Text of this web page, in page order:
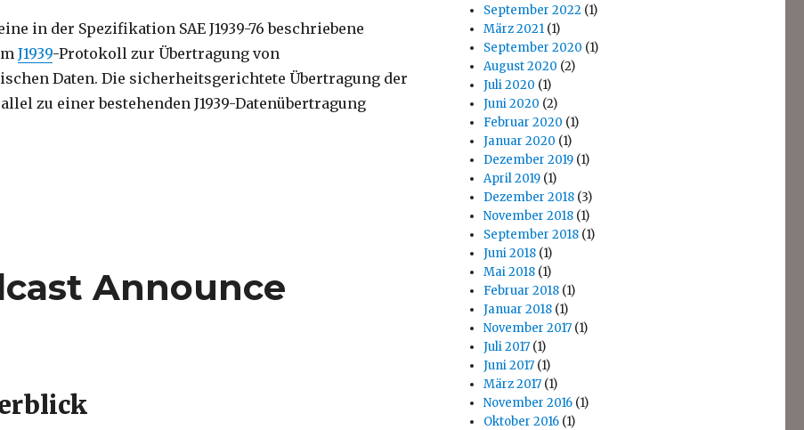
in der Spezifikation SAE J1939-76 beschriebene
J1939-Protokoll zur Übertragung von
Daten. Die sicherheitsgerichtete Übertragung der
zu einer bestehenden J1939-Datenübertragung
Announce
September 2022 (1)
März 2021 (1)
September 2020 (1)
August 2020 (2)
Juli 2020 (1)
Juni 2020 (2)
Februar 2020 (1)
Januar 2020 (1)
Dezember 2019 (1)
April 2019 (1)
Dezember 2018 (3)
November 2018 (1)
September 2018 (1)
Juni 2018 (1)
Mai 2018 (1)
Februar 2018 (1)
Januar 2018 (1)
November 2017 (1)
Juli 2017 (1)
Juni 2017 (1)
März 2017 (1)
November 2016 (1)
Oktober 2016 (1)